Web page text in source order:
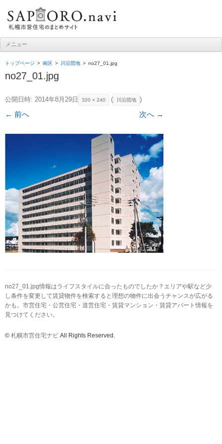
札幌市営住宅ナビ
メニュー
トップページ 南区 川沿団地 no27_01.jpg
no27_01.jpg
公開日時: 2014年8月29日 320 × 240 ( 川沿団地 )
← 前へ 次へ →
no27_01.jpg情報はライフスタイルに合ったものでしたか？エリアや駅など少
し条件を変更して賃貸物件を検索すると理想の物件に出会うチャンスが広がる
かも。市営住宅・公営住宅・道営住宅・賃貸マンション・賃貸アパート情報を
見つけてください。
© 札幌市営住宅ナビ All Rights Reserved.